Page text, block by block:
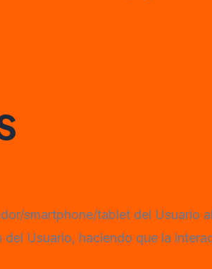
smartphone/tablet del Usuario
Usuario, haciendo que la